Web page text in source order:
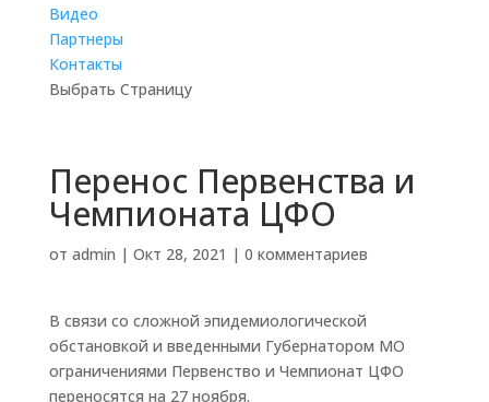
Видео
Партнеры
Контакты
Выбрать Страницу
Перенос Первенства и
Чемпионата ЦФО
от admin | Окт 28, 2021 | 0 комментариев
В связи со сложной эпидемиологической
обстановкой и введенными Губернатором МО
ограничениями Первенство и Чемпионат ЦФО
переносятся на 27 ноября.